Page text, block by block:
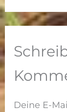
Pflanzzeit
Deine E-